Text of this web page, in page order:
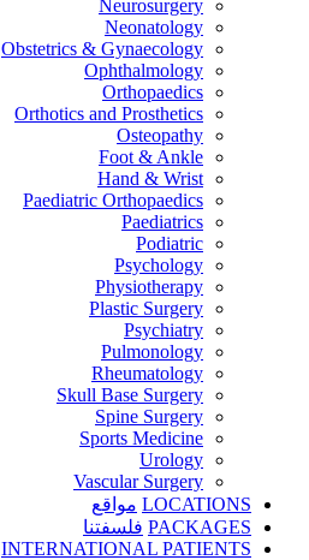
Neurosurgery
Neonatology
Obstetrics & Gynaecology
Ophthalmology
Orthopaedics
Orthotics and Prosthetics
Osteopathy
Foot & Ankle
Hand & Wrist
Paediatric Orthopaedics
Paediatrics
Podiatric
Psychology
Physiotherapy
Plastic Surgery
Psychiatry
Pulmonology
Rheumatology
Skull Base Surgery
Spine Surgery
Sports Medicine
Urology
Vascular Surgery
LOCATIONS مواقع
PACKAGES فلسفتنا
INTERNATIONAL PATIENTS